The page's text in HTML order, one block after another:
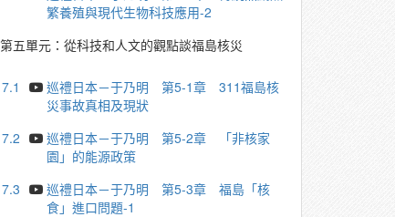
繁養殖與現代生物科技應用-2
第五單元：從科技和人文的觀點談福島核災
7.1
巡禮日本－于乃明 第5-1章 311福島核
災事故真相及現狀
7.2
巡禮日本－于乃明 第5-2章 「非核家
園」的能源政策
7.3
巡禮日本－于乃明 第5-3章 福島「核
食」進口問題-1